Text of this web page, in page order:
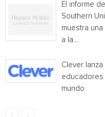
El informe
Southern
muestra
a la...
Clever
educadores
mundo